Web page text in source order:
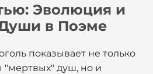
Эволюция и
в Поэме
показывает не только
"мертвых" душ, но и